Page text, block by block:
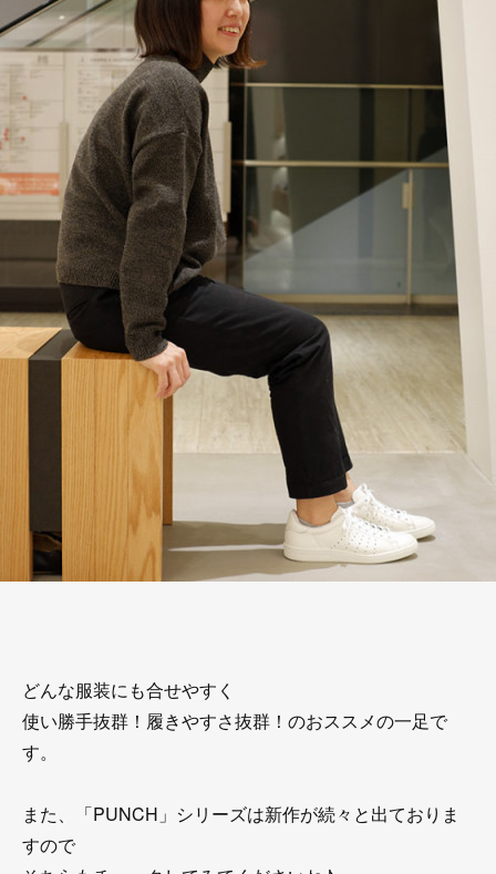
どんな服装にも合せやすく
使い勝手抜群！履きやすさ抜群！のおススメの一足で
す。
また、「PUNCH」シリーズは新作が続々と出ておりま
すので